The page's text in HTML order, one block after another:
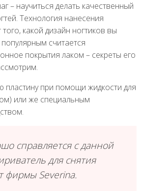
– научиться делать качественный
Технология нанесения
какой дизайн ногтиков вы
считается
покрытия лаком – секреты его
пластину при помощи жидкости для
или же специальным
справляется с данной
для снятия
фирмы Severina.